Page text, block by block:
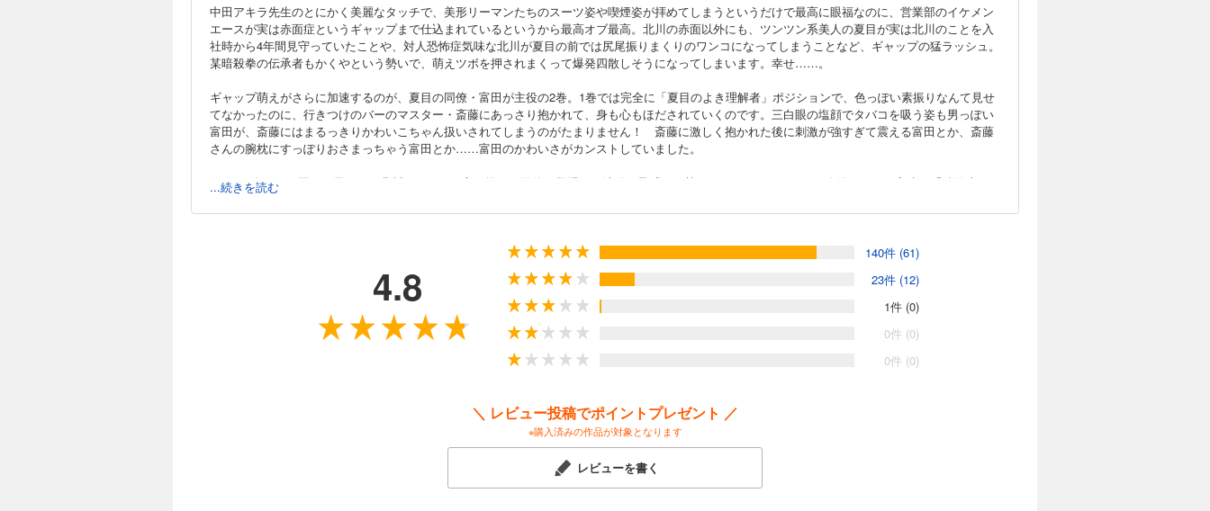
中田アキラ先生のとにかく美麗なタッチで、美形リーマンたちのスーツ姿や喫煙姿が拝めてしまうというだけで最高に眼福なのに、営業部のイケメン
エースが実は赤面症というギャップまで仕込まれているというから最高オブ最高。北川の赤面以外にも、ツンツン系美人の夏目が実は北川のことを入
社時から4年間見守っていたことや、対人恐怖症気味な北川が夏目の前では尻尾振りまくりのワンコになってしまうことなど、ギャップの猛ラッシュ。
某暗殺拳の伝承者もかくやという勢いで、萌えツボを押されまくって爆発四散しそうになってしまいます。幸せ……。
ギャップ萌えがさらに加速するのが、夏目の同僚・富田が主役の2巻。1巻では完全に「夏目のよき理解者」ポジションで、色っぽい素振りなんて見せ
てなかったのに、行きつけのバーのマスター・斎藤にあっさり抱かれて、身も心もほだされていくのです。三白眼の塩顔でタバコを吸う姿も男っぽい
富田が、斎藤にはまるっきりかわいこちゃん扱いされてしまうのがたまりません！ 斎藤に激しく抱かれた後に刺激が強すぎて震える富田とか、斎藤
さんの腕枕にすっぽりおさまっちゃう富田とか……富田のかわいさがカンストしていました。
そして3巻では、夏目の元カレや北川にライバル心を燃やす同僚が登場して波乱の予感が。甘さとドラマのバランスが絶妙すぎて、永遠に「鉄面皮」ワ
ールドに浸っていたくなります。
...続きを読む
4.8
140件 (61)
23件 (12)
1件 (0)
0件 (0)
0件 (0)
＼ レビュー投稿でポイントプレゼント ／
※購入済みの作品が対象となります
レビューを書く